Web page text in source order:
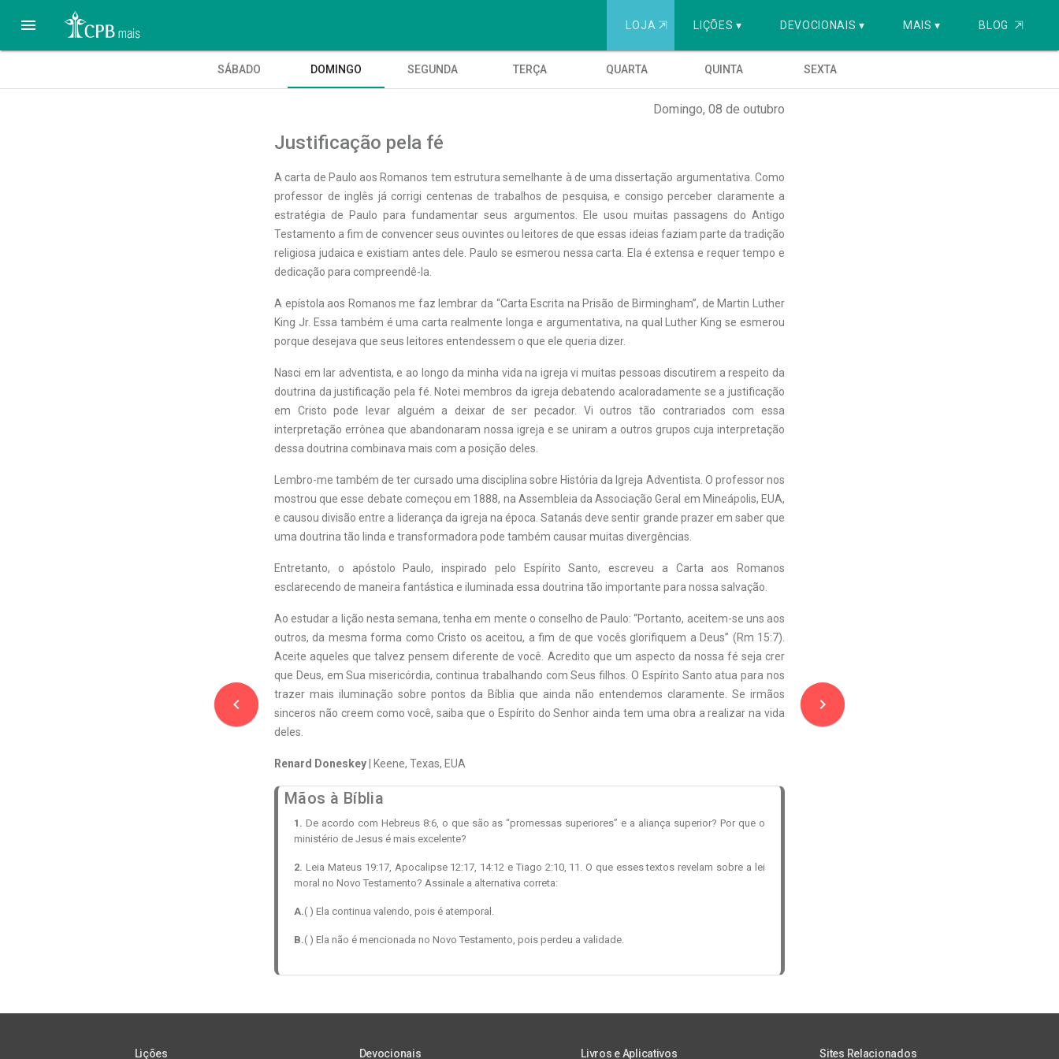
 LOJA ⇱ LIÇÕES ▾ DEVOCIONAIS ▾ MAIS ▾ BLOG ⇱
navigate_before
SÁBADO DOMINGO SEGUNDA TERÇA QUARTA QUINTA SEXTA
Domingo, 08 de outubro
Justificação pela fé
A carta de Paulo aos Romanos tem estrutura semelhante à de uma dissertação argumentativa. Como
professor de inglês já corrigi centenas de trabalhos de pesquisa, e consigo perceber claramente a
estratégia de Paulo para fundamentar seus argumentos. Ele usou muitas passagens do Antigo
Testamento a fim de convencer seus ouvintes ou leitores de que essas ideias faziam parte da tradição
religiosa judaica e existiam antes dele. Paulo se esmerou nessa carta. Ela é extensa e requer tempo e
dedicação para compreendê-la.
A epístola aos Romanos me faz lembrar da “Carta Escrita na Prisão de Birmingham”, de Martin Luther
King Jr. Essa também é uma carta realmente longa e argumentativa, na qual Luther King se esmerou
porque desejava que seus leitores entendessem o que ele queria dizer.
Nasci em lar adventista, e ao longo da minha vida na igreja vi muitas pessoas discutirem a respeito da
doutrina da justificação pela fé. Notei membros da igreja debatendo acaloradamente se a justificação
em Cristo pode levar alguém a deixar de ser pecador. Vi outros tão contrariados com essa
interpretação errônea que abandonaram nossa igreja e se uniram a outros grupos cuja interpretação
dessa doutrina combinava mais com a posição deles.
Lembro-me também de ter cursado uma disciplina sobre História da Igreja Adventista. O professor nos
mostrou que esse debate começou em 1888, na Assembleia da Associação Geral em Mineápolis, EUA,
e causou divisão entre a liderança da igreja na época. Satanás deve sentir grande prazer em saber que
uma doutrina tão linda e transformadora pode também causar muitas divergências.
Entretanto, o apóstolo Paulo, inspirado pelo Espírito Santo, escreveu a Carta aos Romanos
esclarecendo de maneira fantástica e iluminada essa doutrina tão importante para nossa salvação.
Ao estudar a lição nesta semana, tenha em mente o conselho de Paulo: “Portanto, aceitem-se uns aos
outros, da mesma forma como Cristo os aceitou, a fim de que vocês glorifiquem a Deus” (Rm 15:7).
Aceite aqueles que talvez pensem diferente de você. Acredito que um aspecto da nossa fé seja crer
que Deus, em Sua misericórdia, continua trabalhando com Seus filhos. O Espírito Santo atua para nos
trazer mais iluminação sobre pontos da Bíblia que ainda não entendemos claramente. Se irmãos
sinceros não creem como você, saiba que o Espírito do Senhor ainda tem uma obra a realizar na vida
deles.
Renard Doneskey | Keene, Texas, EUA
Mãos à Bíblia
1. De acordo com Hebreus 8:6, o que são as “promessas superiores” e a aliança superior? Por que o
ministério de Jesus é mais excelente?
2. Leia Mateus 19:17, Apocalipse 12:17, 14:12 e Tiago 2:10, 11. O que esses textos revelam sobre a lei
moral no Novo Testamento? Assinale a alternativa correta:
A.( ) Ela continua valendo, pois é atemporal.
B.( ) Ela não é mencionada no Novo Testamento, pois perdeu a validade.
navigate_next
Lições Devocionais Livros e Aplicativos Sites Relacionados